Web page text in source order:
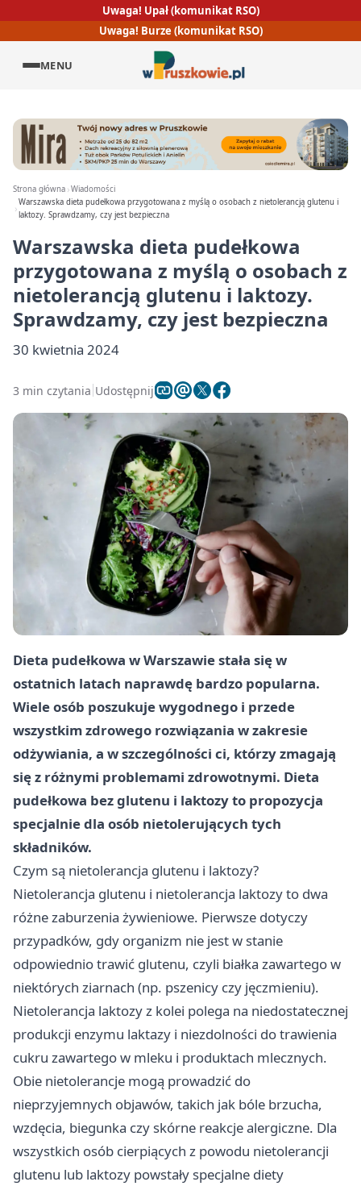
Uwaga! Upał (komunikat RSO)
Uwaga! Burze (komunikat RSO)
MENU
Strona główna Wiadomości
Warszawska dieta pudełkowa przygotowana z myślą o osobach z nietolerancją glutenu i
laktozy. Sprawdzamy, czy jest bezpieczna
Warszawska dieta pudełkowa
przygotowana z myślą o osobach z
nietolerancją glutenu i laktozy.
Sprawdzamy, czy jest bezpieczna
30 kwietnia 2024
3 min czytania Udostępnij
Dieta pudełkowa w Warszawie stała się w
ostatnich latach naprawdę bardzo popularna.
Wiele osób poszukuje wygodnego i przede
wszystkim zdrowego rozwiązania w zakresie
odżywiania, a w szczególności ci, którzy zmagają
się z różnymi problemami zdrowotnymi. Dieta
pudełkowa bez glutenu i laktozy to propozycja
specjalnie dla osób nietolerujących tych
składników.
Czym są nietolerancja glutenu i laktozy?
Nietolerancja glutenu i nietolerancja laktozy to dwa
różne zaburzenia żywieniowe. Pierwsze dotyczy
przypadków, gdy organizm nie jest w stanie
odpowiednio trawić glutenu, czyli białka zawartego w
niektórych ziarnach (np. pszenicy czy jęczmieniu).
Nietolerancja laktozy z kolei polega na niedostatecznej
produkcji enzymu laktazy i niezdolności do trawienia
cukru zawartego w mleku i produktach mlecznych.
Obie nietolerancje mogą prowadzić do
nieprzyjemnych objawów, takich jak bóle brzucha,
wzdęcia, biegunka czy skórne reakcje alergiczne. Dla
wszystkich osób cierpiących z powodu nietolerancji
glutenu lub laktozy powstały specjalne diety